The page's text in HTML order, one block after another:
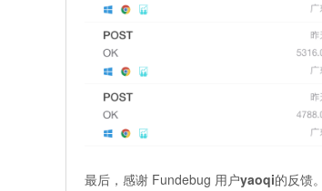
最后，感谢 Fundebug 用户yaoqi的反馈。